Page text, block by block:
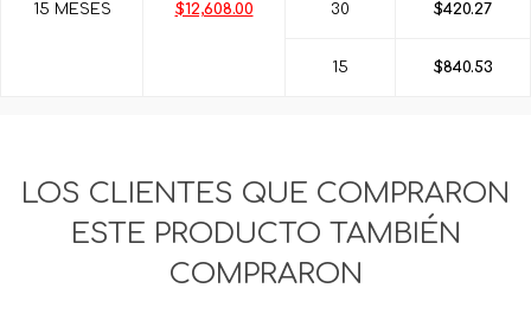
15 MESES $12,608.00 30 $420.27
15 $840.53
LOS CLIENTES QUE COMPRARON
ESTE PRODUCTO TAMBIÉN
COMPRARON